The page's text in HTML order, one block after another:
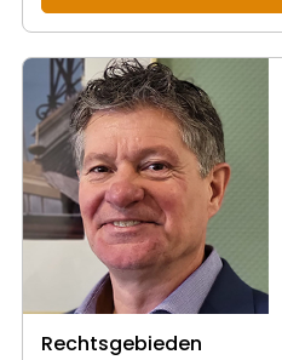
Rechtsgebieden